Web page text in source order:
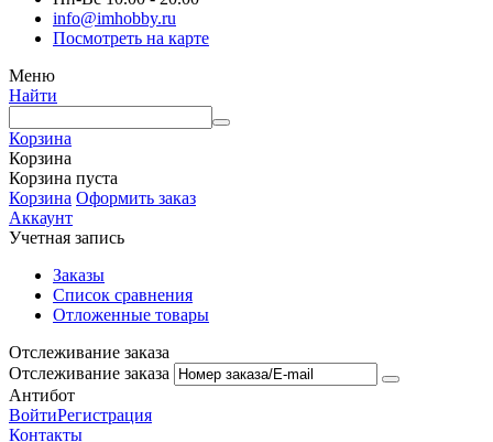
info@imhobby.ru
Посмотреть на карте
Меню
Найти
Корзина
Корзина
Корзина пуста
Корзина Оформить заказ
Аккаунт
Учетная запись
Заказы
Список сравнения
Отложенные товары
Отслеживание заказа
Отслеживание заказа
Антибот
ВойтиРегистрация
Контакты